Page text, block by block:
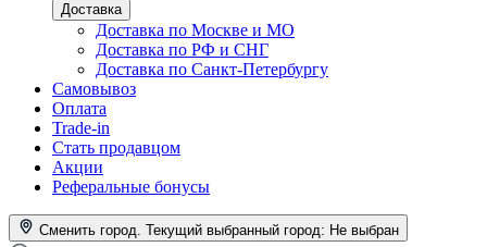
Доставка
Доставка по Москве и МО
Доставка по РФ и СНГ
Доставка по Санкт-Петербургу
Самовывоз
Оплата
Trade-in
Стать продавцом
Акции
Реферальные бонусы
Сменить город. Текущий выбранный город: Не выбран